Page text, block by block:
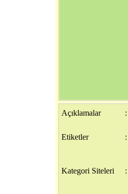
Açıklamalar :
Etiketler :
Kategori Siteleri :